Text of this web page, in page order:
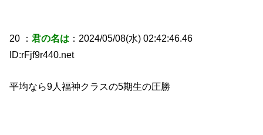
20 ：君の名は ：2024/05/08(水) 02:42:46.46
ID:rFjf9r440.net
平均なら9人福神クラスの5期生の圧勝